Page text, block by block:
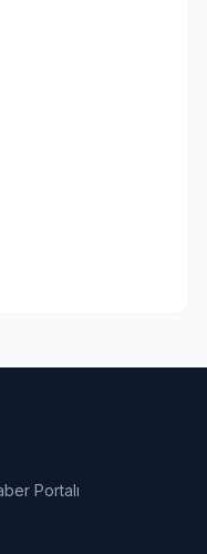
Portalı